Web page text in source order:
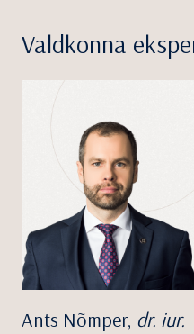
Valdkonna
Ants Nõmper, dr. iur.